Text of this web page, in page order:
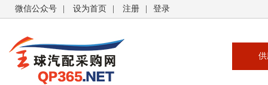
微信公众号 设为首页 注册 登录